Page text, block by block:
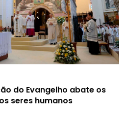
do Evangelho abate os
seres humanos